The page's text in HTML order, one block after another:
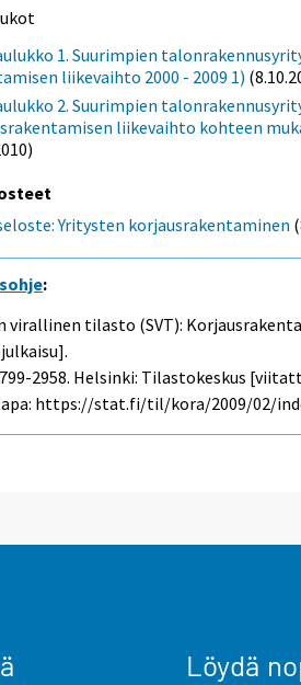
1. Suurimpien
liikevaihto 2000 - 2009 1)
2. Suurimpien
liikevaihto kohteen
Yritysten korjausrakentaminen
:
virallinen tilasto (SVT):
2958. Helsinki: Tilastokeskus
https://stat.fi/til/kora/2009/02/
Löydä